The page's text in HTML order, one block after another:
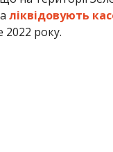
ліквідовують
2022 року.